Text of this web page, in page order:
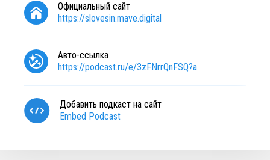
Официальный сайт
https://slovesin.mave.digital
Авто-ссылка
https://podcast.ru/e/3zFNrrQnFSQ?a
Добавить подкаст на сайт
Embed Podcast